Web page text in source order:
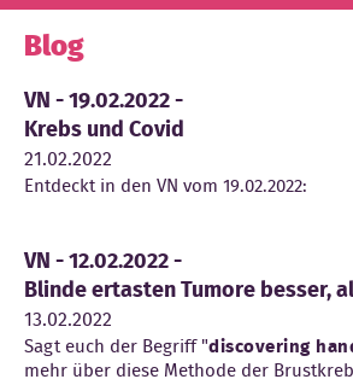
Termine
Blog
Angebot
Wissenswertes
Der Verein
Mitglied werden
Kontakt
Blog
VN - 19.02.2022 -
Krebs und Covid
21.02.2022
Entdeckt in den VN vom 19.02.2022:
VN - 12.02.2022 -
Blinde ertasten Tumore besser,
13.02.2022
Sagt euch der Begriff "discovering
mehr über diese Methode der